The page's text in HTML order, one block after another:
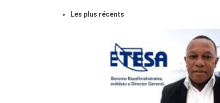
Les plus récents